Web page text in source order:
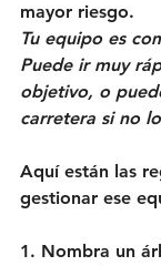
mayor riesgo.
Tu equipo es
Puede ir muy
objetivo, o
carretera si no
Aquí están las
gestionar ese
1. Nombra un